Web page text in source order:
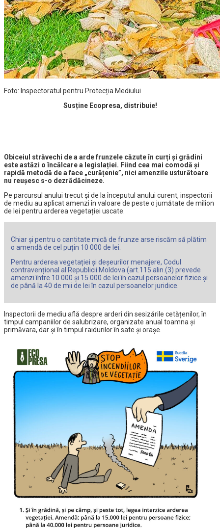
Foto: Inspectoratul pentru Protecția Mediului
Susține Ecopresa, distribuie!
Obiceiul străvechi de a arde frunzele căzute în curți și grădini
este astăzi o încălcare a legislației. Fiind cea mai comodă și
rapidă metodă de a face „curățenie”, nici amenzile usturătoare
nu reușesc s-o dezrădăcineze.
Pe parcursul anului trecut și de la începutul anului curent, inspectorii
de mediu au aplicat amenzi în valoare de peste o jumătate de milion
de lei pentru arderea vegetației uscate.
Chiar și pentru o cantitate mică de frunze arse riscăm să plătim
o amendă de cel puțin 10 000 de lei.
Pentru arderea vegetației și deșeurilor menajere, Codul
contravențional al Republicii Moldova (art.115 alin.(3) prevede
amenzi între 10 000 și 15 000 de lei în cazul persoanelor fizice și
de până la 40 de mii de lei în cazul persoanelor juridice.
Inspectorii de mediu află despre arderi din sesizările cetățenilor, în
timpul campaniilor de salubrizare, organizate anual toamna și
primăvara, dar și în timpul raidurilor în sate și orașe.